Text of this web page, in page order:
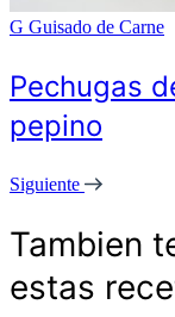
G Guisado de Carne
Pechugas
pepino
Siguiente
Tambien
estas